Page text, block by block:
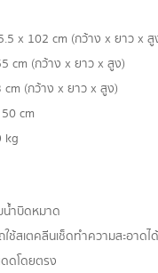
x 102 cm (กว้าง x ยาว x สู
cm (กว้าง x ยาว x สูง)
(กว้าง x ยาว x สูง)
cm
kg
น้ำบิดหมาด
ช้สเตคลีนเช็ดทำความสะอาดไ
ดดโดยตรง